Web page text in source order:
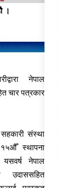
।
नेपाल
चार पत्रकार
सहकारी संस्था
स्थापना
नेपाल
उदाससहित